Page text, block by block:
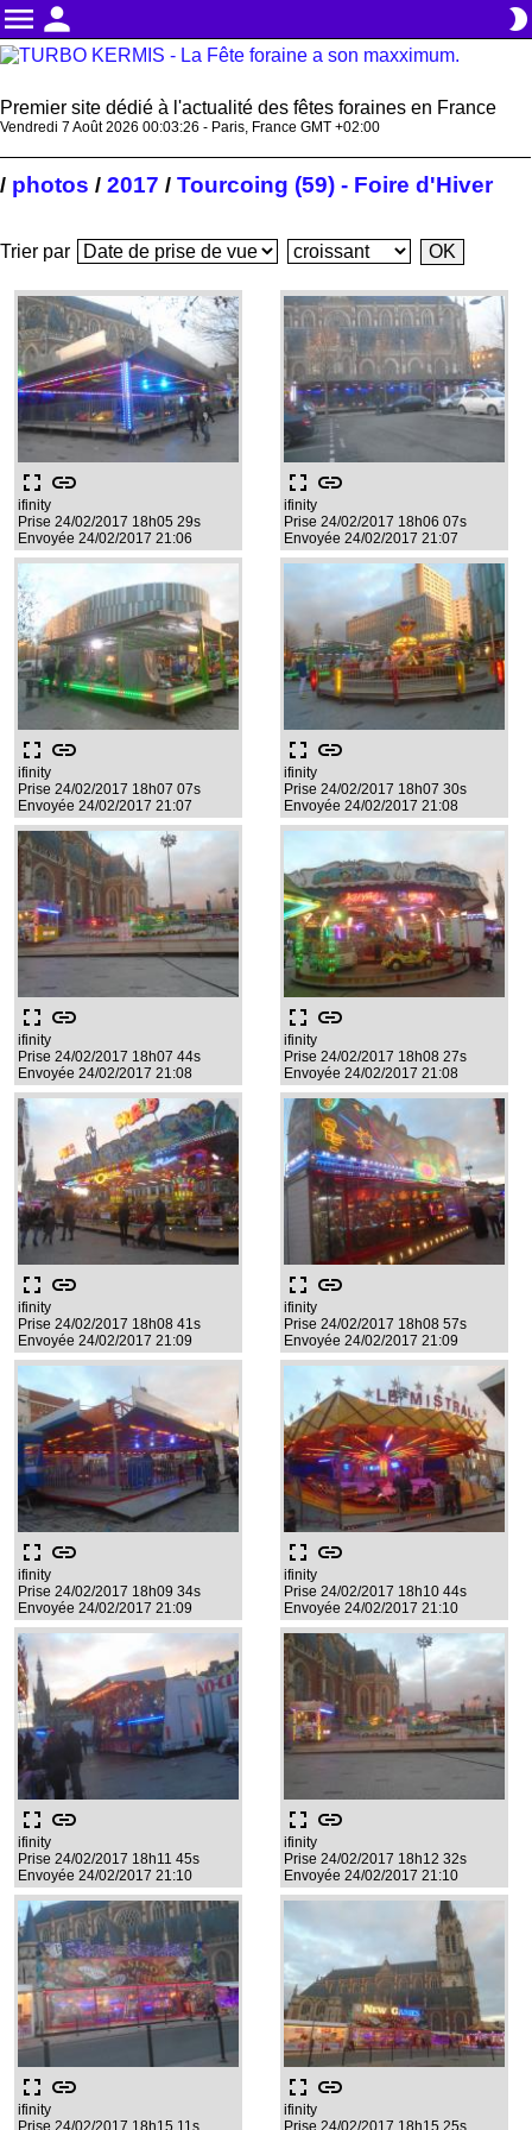
menu person brightness_2
Premier site dédié à l'actualité des fêtes foraines en France
Vendredi 7 Août 2026 00:03:26 - Paris, France GMT +02:00
/ photos / 2017 / Tourcoing (59) - Foire d'Hiver
Trier par
fullscreen link
ifinity
Prise 24/02/2017 18h05 29s
Envoyée 24/02/2017 21:06
fullscreen link
ifinity
Prise 24/02/2017 18h06 07s
Envoyée 24/02/2017 21:07
fullscreen link
ifinity
Prise 24/02/2017 18h07 07s
Envoyée 24/02/2017 21:07
fullscreen link
ifinity
Prise 24/02/2017 18h07 30s
Envoyée 24/02/2017 21:08
fullscreen link
ifinity
Prise 24/02/2017 18h07 44s
Envoyée 24/02/2017 21:08
fullscreen link
ifinity
Prise 24/02/2017 18h08 27s
Envoyée 24/02/2017 21:08
fullscreen link
ifinity
Prise 24/02/2017 18h08 41s
Envoyée 24/02/2017 21:09
fullscreen link
ifinity
Prise 24/02/2017 18h08 57s
Envoyée 24/02/2017 21:09
fullscreen link
ifinity
Prise 24/02/2017 18h09 34s
Envoyée 24/02/2017 21:09
fullscreen link
ifinity
Prise 24/02/2017 18h10 44s
Envoyée 24/02/2017 21:10
fullscreen link
ifinity
Prise 24/02/2017 18h11 45s
Envoyée 24/02/2017 21:10
fullscreen link
ifinity
Prise 24/02/2017 18h12 32s
Envoyée 24/02/2017 21:10
fullscreen link
ifinity
Prise 24/02/2017 18h15 11s
fullscreen link
ifinity
Prise 24/02/2017 18h15 25s